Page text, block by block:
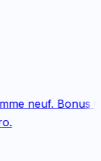
neuf. Bonus